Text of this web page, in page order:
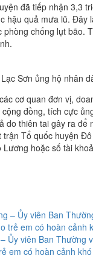
đã tiếp nhận 3,3
hậu quả mưa lũ. Đây
chống lụt bão.
Sơn ủng hộ nhân
cơ quan đơn vị,
đồng, tích cực
do thiên tai gây ra
Tổ quốc huyện
hoặc số tài
Ủy viên Ban Thường
em có hoàn cảnh